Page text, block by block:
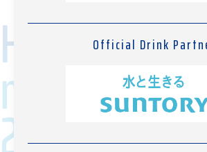
Official Drink